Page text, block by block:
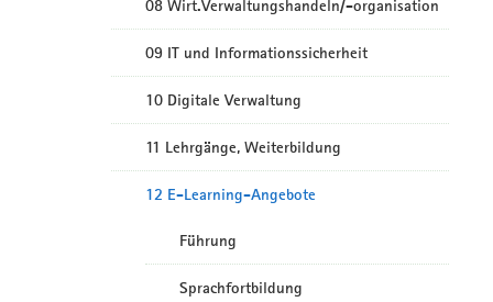
08 Wirt.Verwaltungshandeln/-organisation
09 IT und Informationssicherheit
10 Digitale Verwaltung
11 Lehrgänge, Weiterbildung
12 E-Learning-Angebote
Führung
Sprachfortbildung